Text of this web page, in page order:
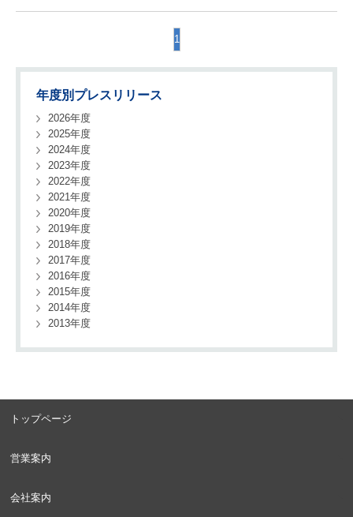
1
年度別プレスリリース
2026年度
2025年度
2024年度
2023年度
2022年度
2021年度
2020年度
2019年度
2018年度
2017年度
2016年度
2015年度
2014年度
2013年度
トップページ
営業案内
会社案内